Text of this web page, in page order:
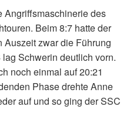
Angriffsmaschinerie des
Beim 8:7 hatte der
Auszeit zwar die Führung
Schwerin deutlich vorn.
noch einmal auf 20:21
Phase drehte Anne
auf und so ging der SSC